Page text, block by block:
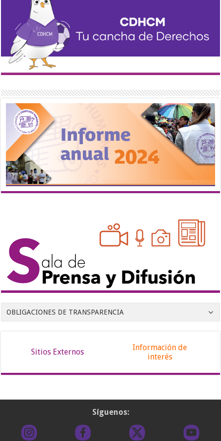
OBLIGACIONES DE TRANSPARENCIA
Sitios Externos
Información de
interés
Síguenos: